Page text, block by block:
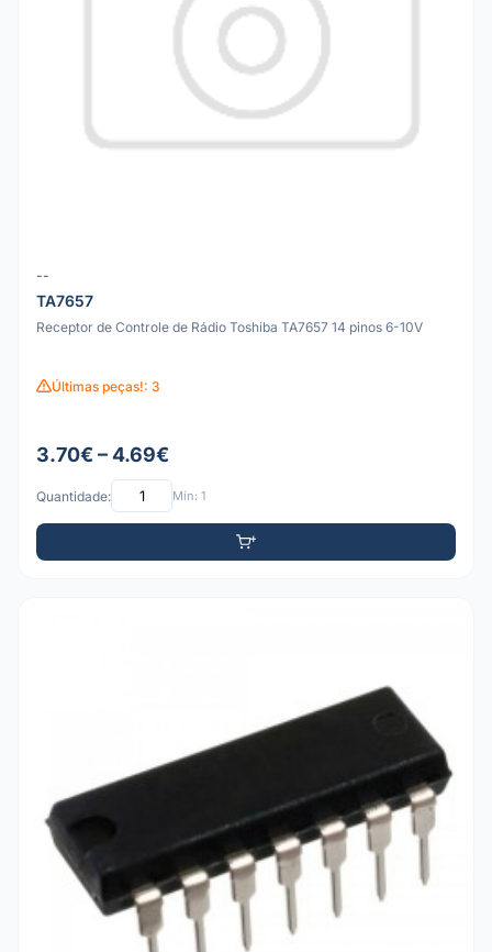
--
TA7657
Receptor de Controle de Rádio Toshiba TA7657 14 pinos 6-10V
Últimas peças!: 3
3.70€ – 4.69€
Quantidade: Mín: 1